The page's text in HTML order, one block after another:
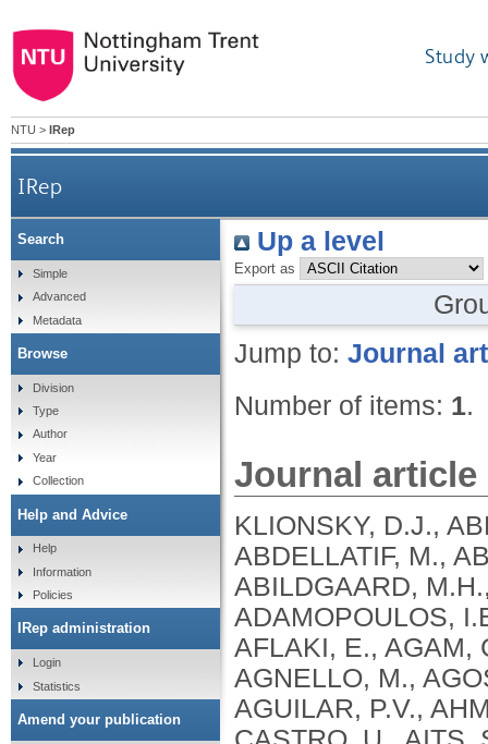
Study
NTU > IRep
IRep
Up a level
Export as
Jump to: Journal
Number of items: 1.
Journal article
KLIONSKY, D.J., ABDEL-AZIZ, A.K., ABDELFATAH, S., ABDELLATIF, M., ABDOLI, A., ABEL, S., ABELIOVICH, H., ABILDGAARD, M.H., ABUDU, Y.P., ACEVEDO-AROZENA, A., ADAMOPOULOS, I.E., ADELI, K., ADOLPH, T.E., ADORNETTO, A., AFLAKI, E., AGAM, G., AGARWAL, A., AGGARWAL, B.B., AGNELLO, M., AGOSTINIS, P., AGREWALA, J.N., AGROTIS, A., AGUILAR, P.V., AHMAD, S. .T., AHMED, Z.M., AHUMADA-CASTRO, U., AITS, S., AIZAWA, S., AKKOC, Y., AKOUMIANAKI, T., AKPINAR, H.A., AL-ABD, A.M., AL-AKRA, L., AL-GHARAIBEH, A., ALAOUI-JAMALI, M.A., ALBERTI, S., ALCOCER-GÓMEZ, E., ALESSANDRI, C., ALI, M., ALIM AL-BARI, M. .A., ALIWAINI, S., ALIZADEH, J., ALMACELLAS, E., ALMASAN, A., ALONSO, A., ALONSO, G.D., ALTAN-BONNET, N., ALTIERI, D.C., ÁLVAREZ, É.M. .C., ALVES, S., ALVES DA COSTA, C., ALZAHARNA, M.M., AMADIO, M., AMANTINI, C., AMARAL, C., AMBROSIO, S., AMER, A.O., AMMANATHAN, V., AN, Z., ANDERSEN, S.U., ANDRABI, S.A., ANDRADE-SILVA, M., ANDRES, A.M., ANGELINI, S., ANN, D., ANOZIE, U.C., ANSARI, M.Y., ANTAS, P., ANTEBI, A., ANTÓN, Z., ANWAR, T., APETOH, L., APOSTOLOVA, N., ARAKI, T., ARAKI, Y., ARASAKI, K., ARAÚJO, W.L., ARAYA, J., ARDEN, C., ARÉVALO, M.A., ARGUELLES, S., ARIAS, E., ARIKKATH, J., ARIMOTO, H., ARIOSA, A.R., ARMSTRONG-JAMES, D., ARNAUNÉ-PELLOQUIN, L., AROCA, A., ARROYO, D.S., ARSOV, I., ARTERO, R., ASARO, D.M.L., ASCHNER, M., ASHRAFIZADEH, M., ASHUR-FABIAN, O., ATANASOV, A.G., AU, A.K., AUBERGER, P., AUNER, H.W., AURELIAN, L., AUTELLI, R., AVAGLIANO, L., ÁVALOS, Y., AVEIC, S., AVELEIRA, C.A., AVIN-WITTENBERG, T., AYDIN, Y., AYTON, S., AYYADEVARA, S., AZZOPARDI, M., BABA, M., BACKER, J.M., BACKUES, S.K., BAE, D.H., BAE, O.N., BAE, S.H., BAEHRECKE, E.H., BAEK, A., BAEK, S.H., BAEK, S.H., BAGETTA, G., BAGNIEWSKA-ZADWORNA, A., BAI, H., BAI, J., BAI, X., BAI, Y., BAIRAGI, N., BAKSI, S., BALBI, T., BALDARI, C.T., BALDUINI, W., BALLABIO, A., BALLESTER, M., BALAZADEH, S., BALZAN, R., BANDOPADHYAY, R., BANERJEE, S., BANERJEE, S., BÁNRÉTI, Á., BAO, Y., BAPTISTA, M.S., BARACCA, A., BARBATI, C., BARGIELA, A., BARILÀ, D., BARLOW, P.G., BARMADA, S.J., BARREIRO, E., BARRETO, G.E., BARTEK, J., BARTEL, B., BARTOLOME, A., BARVE, G.R., BASAGOUDANAVAR, S.H., BASSHAM, D.C., BAST, R.C., BASU, A., BATOKO, H., BATTEN, I., BAULIEU, E.E., BAUMGARNER, B.L., BAYRY, J., BEALE, R., BEAU, I., BEAUMATIN, F., BECHARA, L.R.G., BECK, G.R., BEERS, M.F., BEGUN, J., BEHRENDS, C., BEHRENS, G.M.N., BEI, R., BEJARANO, E., BEL, S., BEHL, C., BELAID, A., BELGAREH-TOUZÉ, N., BELLAROSA, C., BELLEUDI, F., BELLÓ PÉREZ, M., BELLO-MORALES, R., BELTRAN, J.S.D.O., BELTRAN, S., BENBROOK, D.M., BENDORIUS, M., BENITEZ, B.A., BENITO-CUESTA, I., BENSALEM, J., BERCHTOLD, M.W., BEREZOWSKA, S., BERGAMASCHI, D., BERGAMI, M., BERGMANN, A., BERLIOCCHI, L., BERLIOZ-TORRENT, C., BERNARD, A., BERTHOUX, L., BESIRLI, C.G., BESTEIRO, S., BETIN, V.M., BEYAERT, R., BEZBRADICA, J.S., BHASKAR, K., BHATIA-KISSOVA, I., BHATTACHARYA, R., BHATTACHARYA, S., BHATTACHARYYA, S., BHUIYAN, M. .S., BHUTIA, S.K., BI, L., BI, X., BIDEN, T.J., BIJIAN, K., BILLES, V.A., BINART, N., BINCOLETTO, C., BIRGISDOTTIR, A.B., BJORKOY, G., BLANCO, G., BLAS-GARCIA, A., BLASIAK, J., BLOMGRAN, R., BLOMGREN, K., BLUM, J.S., BOADA-ROMERO, E., BOBAN, M., BOESZE-BATTAGLIA, K., BOEUF, P., BOLAND, B., BOMONT, P., BONALDO, P., BONAM, S.R., BONFILI, L., BONIFACINO, J.S., BOONE, B.A., BOOTMAN, M.D., BORDI, M., BORNER, C., BORNHAUSER, B.C., BORTHAKUR, G., BOSCH, J., BOSE, S., BOTANA, L.M., BOTAS, J., BOULANGER, C.M., BOULTON, M.E., BOURDENX, M., BOURGEOIS, B., BOURKE, N.M., BOUSQUET, G., BOYA, P., BOZHKOV, P.V., BOZI, L.H. .M.,
Search
Simple
Advanced
Metadata
Browse
Division
Type
Author
Year
Collection
Help and Advice
Help
Information
Policies
IRep administration
Login
Statistics
Amend your publication